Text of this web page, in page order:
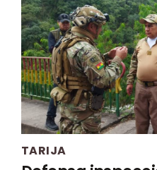
TARIJA